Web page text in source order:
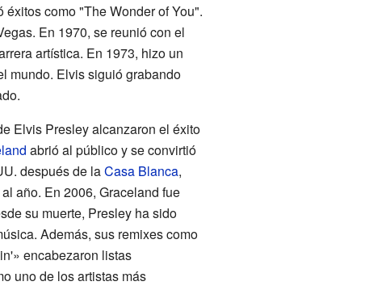
como "The Wonder of You".
En 1970, se reunió con el
artística. En 1973, hizo un
mundo. Elvis siguió grabando
Elvis Presley alcanzaron el éxito
abrió al público y se convirtió
después de laCasa Blanca,
año. En 2006, Graceland fue
su muerte, Presley ha sido
Además, sus remixes como
encabezaron listas
uno de los artistas más